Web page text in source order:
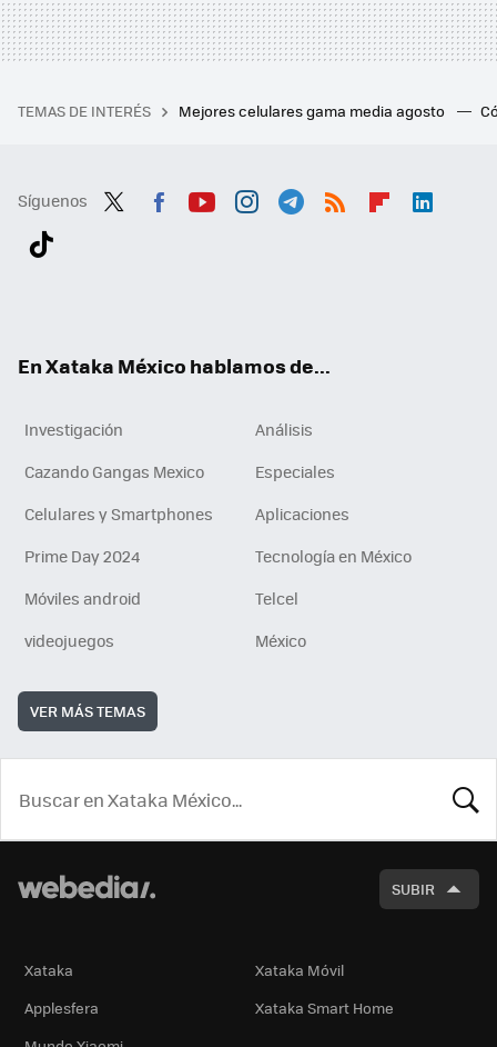
TEMAS DE INTERÉS Mejores celulares gama media agosto
Síguenos
En Xataka México hablamos de...
Investigación
Análisis
Cazando Gangas Mexico
Especiales
Celulares y Smartphones
Aplicaciones
Prime Day 2024
Tecnología en México
Móviles android
Telcel
videojuegos
México
VER MÁS TEMAS
SUBIR
Xataka
Xataka Móvil
Applesfera
Xataka Smart Home